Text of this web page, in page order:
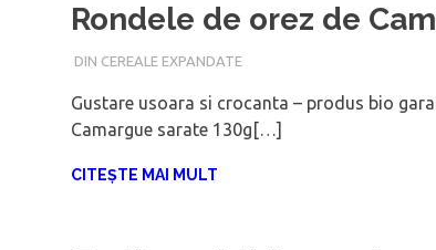
Rondele de orez de
IANUARIE 16, 2018
ADMIN
DIN CEREALE EXPANDATE
Gustare usoara si crocanta – produs bio
Camargue sarate 130g[…]
CITEȘTE MAI MULT